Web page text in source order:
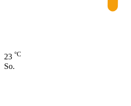
23 °C
So.